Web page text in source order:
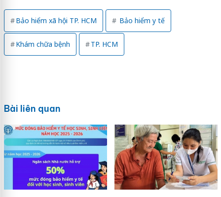
Bảo hiểm xã hội TP. HCM Bảo hiểm y tế
Khám chữa bệnh TP. HCM
Bài liên quan